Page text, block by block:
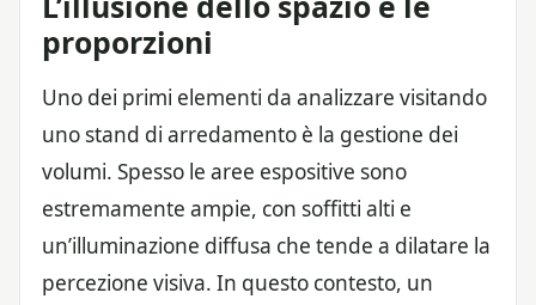
proporzioni
Uno dei primi elementi da analizzare visitando
uno stand di arredamento è la gestione dei
volumi. Spesso le aree espositive sono
estremamente ampie, con soffitti alti e
un’illuminazione diffusa che tende a dilatare la
percezione visiva. In questo contesto, un